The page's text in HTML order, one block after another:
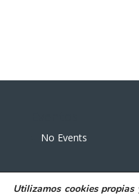
No Events
Utilizamos cookies propias